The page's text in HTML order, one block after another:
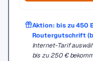
Aktion: bis zu 450
Routergutschrift
Internet-Tarif
bis zu 250 €